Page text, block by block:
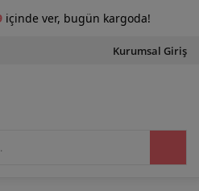
Kurumsal Giriş